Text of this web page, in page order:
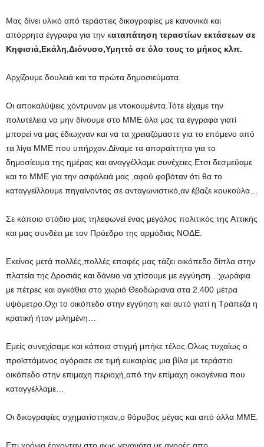
Μας δίνει υλικό από τεράστιες δικογραφίες με κανονικά και
απόρρητα έγγραφα για την καταπάτηση τεραστίων εκτάσεων σε
Κηφισιά,Εκάλη,Διόνυσο,Υμηττό σε όλο τους το μήκος κλπ.
Αρχίζουμε δουλειά και τα πρώτα δημοσιεύματα.
Οι αποκαλύψεις χόντρυναν με ντοκουμέντα.Τότε είχαμε την
πολυτέλεια να μην δίνουμε στο ΜΜΕ όλα μας τα έγγραφα γιατί
μπορεί να μας έδιωχναν και να τα χρειαζόμαστε για το επόμενο από
τα λίγα ΜΜΕ που υπήρχαν.Δίναμε τα απαραίττητα για το
δημοσίευμα της ημέρας και αναγγέλλαμε συνέχειες.Ετσι δεσμεύαμε
και το ΜΜΕ για την ασφάλειά μας ,αφού φοβόταν ότι θα το
καταγγείλλουμε πηγαίνοντας σε ανταγωνιστικό,αν έβαζε κουκούλα…
Σε κάποιο στάδιο μας τηλεφωνεί ένας μεγάλος πολιτικός της Αττικής
και μας συνδέει με τον Πρόεδρο της αρμόδιας ΝΟΔΕ.
Εκείνος μετά πολλές,πολλές επαφές μας τάζει οικόπεδο δίπλα στην
πλατεία της Δροσιάς και δάνειο να χτίσουμε με εγγύηση…χωράφια
με πέτρες και αγκάθια στο χωριό Θεοδώριανα στα 2.400 μέτρα
υψόμετρο.Οχι το οικόπεδο στην εγγύηση και αυτό γιατί η Τράπεζα η
κρατική ήταν μιλημένη…
Εμείς συνεχίσαμε και κάποια στιγμή μπήκε τέλος.Ολως τυχαίως ο
προϊστάμενος αγόρασε σε τιμή ευκαιρίας μια βίλα με τεράστιο
οικόπεδο στην επιμαχη περιοχή,από την επίμαχη οικογένεια που
καταγγέλλαμε…
Οι δικογραφίες σχηματίστηκαν,ο θόρυβος μέγας και από άλλα ΜΜΕ.
Επι χρόνια έρχονταν στο φως γεγονότα με αγορές απο